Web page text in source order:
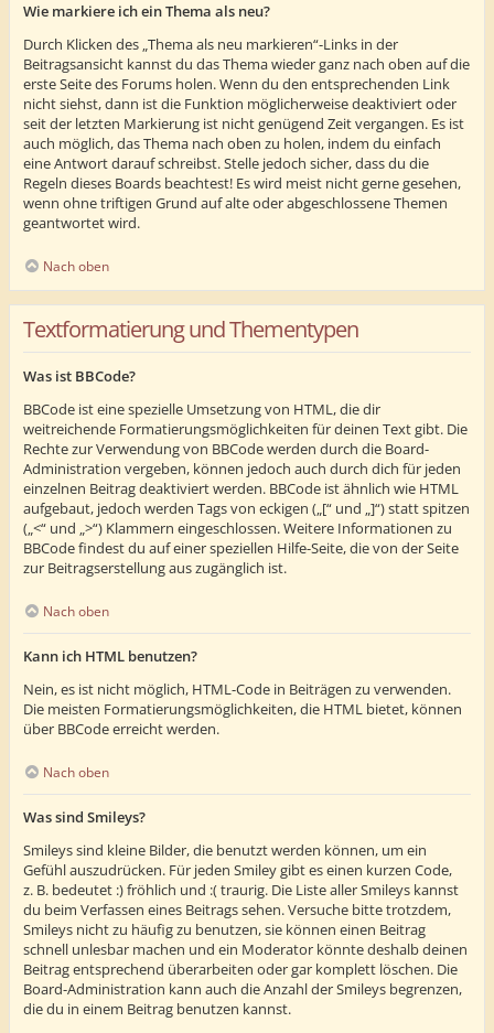
Wie markiere ich ein Thema als neu?
Durch Klicken des „Thema als neu markieren“-Links in der
Beitragsansicht kannst du das Thema wieder ganz nach oben auf die
erste Seite des Forums holen. Wenn du den entsprechenden Link
nicht siehst, dann ist die Funktion möglicherweise deaktiviert oder
seit der letzten Markierung ist nicht genügend Zeit vergangen. Es ist
auch möglich, das Thema nach oben zu holen, indem du einfach
eine Antwort darauf schreibst. Stelle jedoch sicher, dass du die
Regeln dieses Boards beachtest! Es wird meist nicht gerne gesehen,
wenn ohne triftigen Grund auf alte oder abgeschlossene Themen
geantwortet wird.
Nach oben
Textformatierung und Thementypen
Was ist BBCode?
BBCode ist eine spezielle Umsetzung von HTML, die dir
weitreichende Formatierungsmöglichkeiten für deinen Text gibt. Die
Rechte zur Verwendung von BBCode werden durch die Board-
Administration vergeben, können jedoch auch durch dich für jeden
einzelnen Beitrag deaktiviert werden. BBCode ist ähnlich wie HTML
aufgebaut, jedoch werden Tags von eckigen („[“ und „]“) statt spitzen
(„<“ und „>“) Klammern eingeschlossen. Weitere Informationen zu
BBCode findest du auf einer speziellen Hilfe-Seite, die von der Seite
zur Beitragserstellung aus zugänglich ist.
Nach oben
Kann ich HTML benutzen?
Nein, es ist nicht möglich, HTML-Code in Beiträgen zu verwenden.
Die meisten Formatierungsmöglichkeiten, die HTML bietet, können
über BBCode erreicht werden.
Nach oben
Was sind Smileys?
Smileys sind kleine Bilder, die benutzt werden können, um ein
Gefühl auszudrücken. Für jeden Smiley gibt es einen kurzen Code,
z. B. bedeutet :) fröhlich und :( traurig. Die Liste aller Smileys kannst
du beim Verfassen eines Beitrags sehen. Versuche bitte trotzdem,
Smileys nicht zu häufig zu benutzen, sie können einen Beitrag
schnell unlesbar machen und ein Moderator könnte deshalb deinen
Beitrag entsprechend überarbeiten oder gar komplett löschen. Die
Board-Administration kann auch die Anzahl der Smileys begrenzen,
die du in einem Beitrag benutzen kannst.